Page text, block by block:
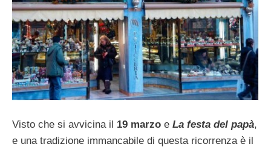
Visto che si avvicina il 19 marzo e La festa del papà,
e una tradizione immancabile di questa ricorrenza è il